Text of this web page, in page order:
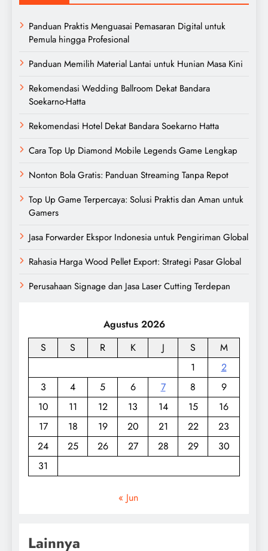
Panduan Praktis Menguasai Pemasaran Digital untuk
Pemula hingga Profesional
Panduan Memilih Material Lantai untuk Hunian Masa Kini
Rekomendasi Wedding Ballroom Dekat Bandara
Soekarno-Hatta
Rekomendasi Hotel Dekat Bandara Soekarno Hatta
Cara Top Up Diamond Mobile Legends Game Lengkap
Nonton Bola Gratis: Panduan Streaming Tanpa Repot
Top Up Game Terpercaya: Solusi Praktis dan Aman untuk
Gamers
Jasa Forwarder Ekspor Indonesia untuk Pengiriman Global
Rahasia Harga Wood Pellet Export: Strategi Pasar Global
Perusahaan Signage dan Jasa Laser Cutting Terdepan
Agustus 2026
S
S R K J S
M
1
2
3
4 5 6 7 8
9
10
11 12 13 14 15
16
17
18 19 20 21 22
23
24
25 26 27 28 29
30
31
« Jun
Lainnya